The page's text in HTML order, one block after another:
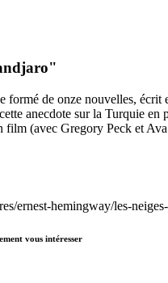
formé de onze nouvelles,
anecdote sur la Turquie
film (avec Gregory Peck et
ernest-hemingway/les-
vous intéresser